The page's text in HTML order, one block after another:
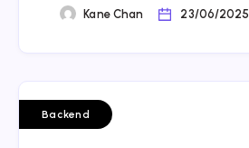
Kane Chan 23/06/2025
Backend